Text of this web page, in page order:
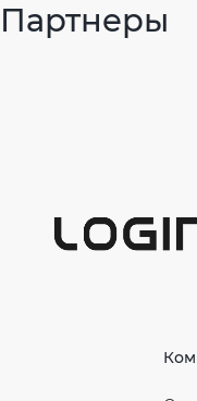
Партнеры